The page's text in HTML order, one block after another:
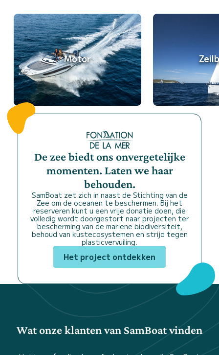
Motor
De zee biedt ons onvergetelijke
momenten. Laten we haar
behouden.
SamBoat zet zich in naast de Stichting van de
Zee om de oceanen te beschermen. Bij het
reserveren kunt u een vrije donatie doen, die
volledig wordt doorgestort naar projecten ter
bescherming van de mariene biodiversiteit,
behoud van kustecosystemen en strijd tegen
plasticvervuiling.
Het project ontdekken
Wat onze klanten van SamBoat vinden